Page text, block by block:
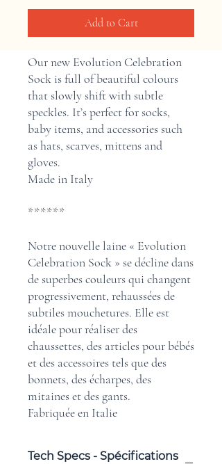
Add to Cart
Our new Evolution Celebration
Sock is full of beautiful colours
that slowly shift with subtle
speckles. It’s perfect for socks,
baby items, and accessories such
as hats, scarves, mittens and
gloves.
Made in Italy
******
Notre nouvelle laine « Evolution
Celebration Sock » se décline dans
de superbes couleurs qui changent
progressivement, rehaussées de
subtiles mouchetures. Elle est
idéale pour réaliser des
chaussettes, des articles pour bébés
et des accessoires tels que des
bonnets, des écharpes, des
mitaines et des gants.
Fabriquée en Italie
Tech Specs - Spécifications